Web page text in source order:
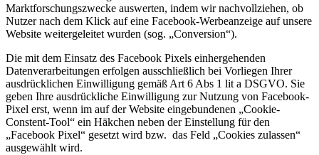
Marktforschungszwecke auswerten, indem wir nachvollziehen, ob
Nutzer nach dem Klick auf eine Facebook-Werbeanzeige auf unsere
Website weitergeleitet wurden (sog. „Conversion“).
Die mit dem Einsatz des Facebook Pixels einhergehenden
Datenverarbeitungen erfolgen ausschließlich bei Vorliegen Ihrer
ausdrücklichen Einwilligung gemäß Art 6 Abs 1 lit a DSGVO. Sie
geben Ihre ausdrückliche Einwilligung zur Nutzung von Facebook-
Pixel erst, wenn im auf der Website eingebundenen „Cookie-
Constent-Tool“ ein Häkchen neben der Einstellung für den
„Facebook Pixel“ gesetzt wird bzw. das Feld „Cookies zulassen“
ausgewählt wird.